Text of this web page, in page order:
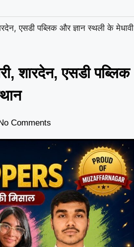
एसडी पब्लिक और ज्ञान स्थली के मेधावी
शारदेन, एसडी पब्लिक
Comments